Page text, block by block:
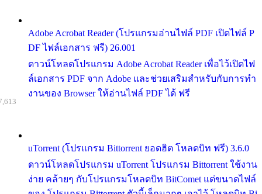
Adobe Acrobat Reader (โปรแกรมอ่านไฟล์ PDF เปิดไฟล์ P
DF ไฟล์เอกสาร ฟรี) 26.001
ดาวน์โหลดโปรแกรม Adobe Acrobat Reader เพื่อไว้เปิดไฟ
ล์เอกสาร PDF จาก Adobe และช่วยเสริมสำหรับกับการทำ
งานของ Browser ให้อ่านไฟล์ PDF ได้ ฟรี
uTorrent (โปรแกรม Bittorrent ยอดฮิต โหลดบิท ฟรี) 3.6.0
ดาวน์โหลดโปรแกรม uTorrent โปรแกรม Bittorrent ใช้งาน
ง่าย คล้ายๆ กับโปรแกรมโหลดบิท BitComet แต่ขนาดไฟล์